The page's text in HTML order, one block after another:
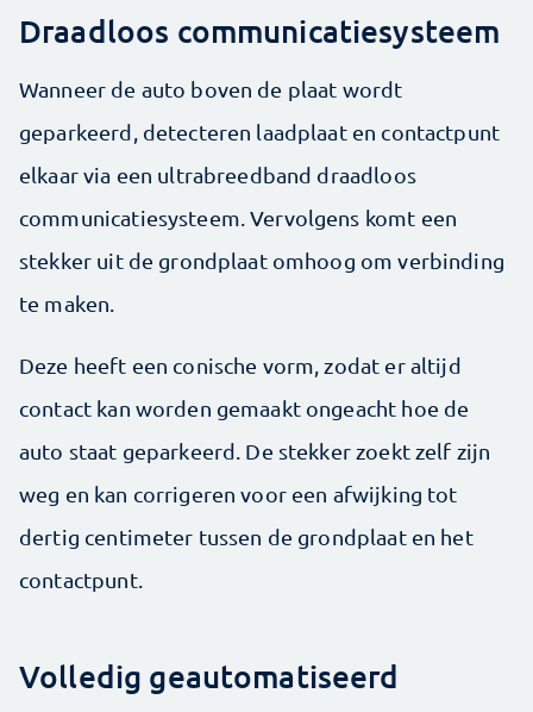
Draadloos communicatiesysteem
Wanneer de auto boven de plaat wordt
geparkeerd, detecteren laadplaat en contactpunt
elkaar via een ultrabreedband draadloos
communicatie­systeem. Vervolgens komt een
stekker uit de grondplaat omhoog om verbinding
te maken.
Deze heeft een conische vorm, zodat er altijd
contact kan worden gemaakt ongeacht hoe de
auto staat geparkeerd. De stekker zoekt zelf zijn
weg en kan corrigeren voor een afwijking tot
dertig centimeter tussen de grondplaat en het
contactpunt.
Volledig geautomatiseerd